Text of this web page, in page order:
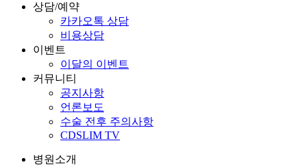
상담/예약
카카오톡 상담
비용상담
이벤트
이달의 이벤트
커뮤니티
공지사항
언론보도
수술 전후 주의사항
CDSLIM TV
병원소개